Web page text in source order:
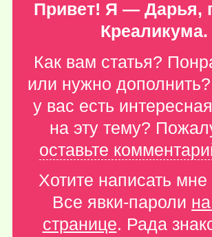
Привет! Я — Дарья,
Креаликума.
Как вам статья?
или нужно
у вас есть
на эту тему?
оставьте
Хотите написать
Все явки-пароли
странице. Рада